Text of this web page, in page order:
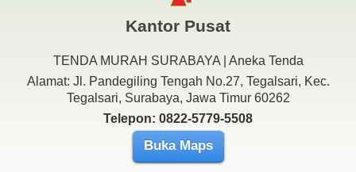
Kantor Pusat
TENDA MURAH SURABAYA | Aneka Tenda
Alamat: Jl. Pandegiling Tengah No.27, Tegalsari, Kec.
Tegalsari, Surabaya, Jawa Timur 60262
Telepon: 0822-5779-5508
Buka Maps